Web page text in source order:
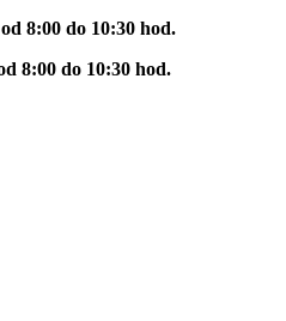
8:00 do 10:30 hod.
8:00 do 10:30 hod.